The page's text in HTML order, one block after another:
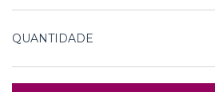
QUANTIDADE